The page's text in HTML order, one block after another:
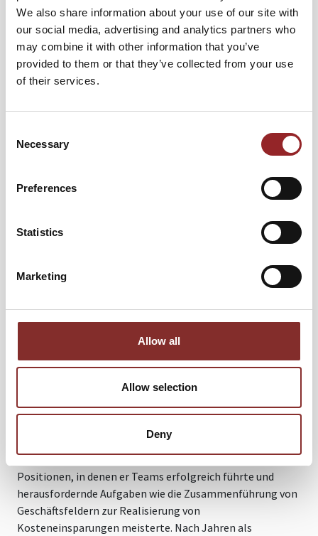
We also share information about your use of our site with
our social media, advertising and analytics partners who
may combine it with other information that you’ve
provided to them or that they’ve collected from your use
of their services.
Selection
Necessary
Preferences
Statistics
Marketing
Allow all
Allow selection
Deny
PROFIL
Future Star Michael Albrecht
seinen Vorträgen und Beratungen, wie mandurch
Geschäftsbeziehungen
aufbaut. Seine persönliche
Coaching fließt dabei ebenso mit ein, wie sein Fachwissen
im Bereich des Einkaufs und der Verhandlungsführung.
Strukturen aufzubrechen und neue Ideen zu fördern – und
trainiert er schon, seit er in der Schulzeit seine
erfolgreiche Karriere im Hochleistungssport und schaffte
es in der 4-er Mannschaftsverfolgung auf der Bahn bis ins
Junioren-Nationalteam.
Nach seiner Zeit im Radsport absolvierte Michael Albrecht
wertvolle Erfahrungen im Einkauf. Seine Begeisterung für
wirtschaftliche Themen führte ihn früh in leitende
Positionen, in denen er Teams erfolgreich führte und
herausfordernde Aufgaben wie die Zusammenführung von
Geschäftsfeldern zur Realisierung von
Kosteneinsparungen meisterte. Nach Jahren als